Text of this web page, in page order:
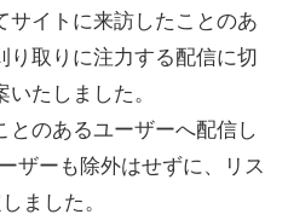
サイトに来訪したことのあ
り取りに注力する配信に切
たしました。
とのあるユーザーへ配信し
ザーも除外はせずに、リス
ました。